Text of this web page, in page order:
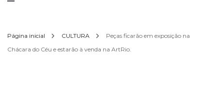
Página inicial CULTURA
Peças ficarão em exposição na
Chácara do Céu e estarão à venda na ArtRio.